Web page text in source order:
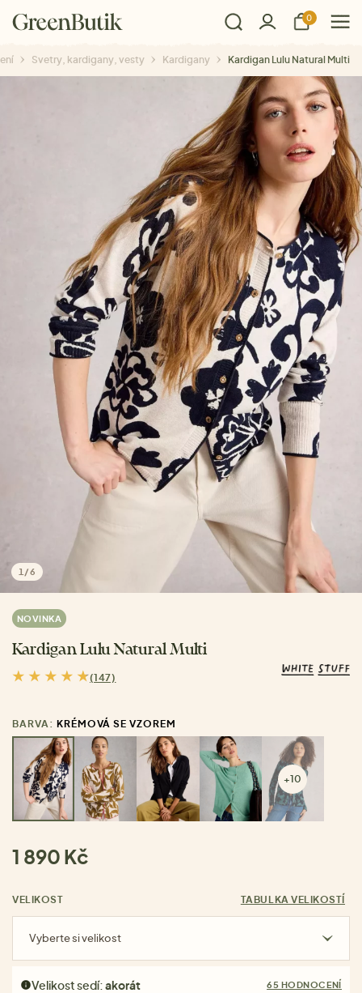
0
Svetry, kardigany, vesty Kardigany Kardigan Lulu Natural Multi
1 /6
NOVINKA
Kardigan Lulu Natural Multi
(147)
BARVA: KRÉMOVÁ SE VZOREM
+10
1 890 Kč
VELIKOST TABULKA VELIKOSTÍ
Vyberte si velikost
Velikost sedí:akorát 65 HODNOCENÍ